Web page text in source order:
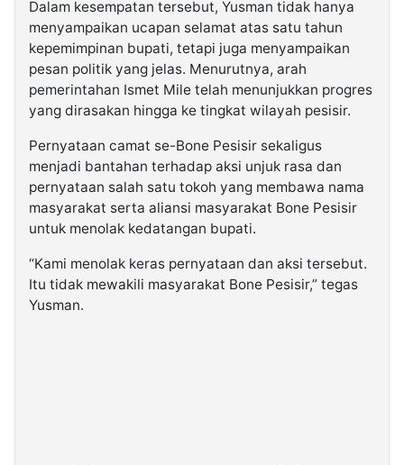
Dalam kesempatan tersebut, Yusman tidak hanya
menyampaikan ucapan selamat atas satu tahun
kepemimpinan bupati, tetapi juga menyampaikan
pesan politik yang jelas. Menurutnya, arah
pemerintahan Ismet Mile telah menunjukkan progres
yang dirasakan hingga ke tingkat wilayah pesisir.
Pernyataan camat se-Bone Pesisir sekaligus
menjadi bantahan terhadap aksi unjuk rasa dan
pernyataan salah satu tokoh yang membawa nama
masyarakat serta aliansi masyarakat Bone Pesisir
untuk menolak kedatangan bupati.
“Kami menolak keras pernyataan dan aksi tersebut.
Itu tidak mewakili masyarakat Bone Pesisir,” tegas
Yusman.